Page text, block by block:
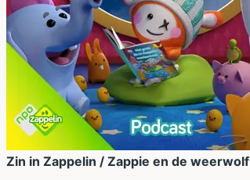
Zin in Zappelin / Zappie en de weerwolf